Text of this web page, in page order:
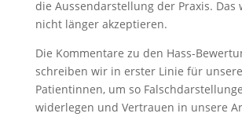
die Aussendarstellung der Praxis. Das
nicht länger akzeptieren.
Die Kommentare zu den Hass-
schreiben wir in erster Linie für
Patientinnen, um so
widerlegen und Vertrauen in unsere